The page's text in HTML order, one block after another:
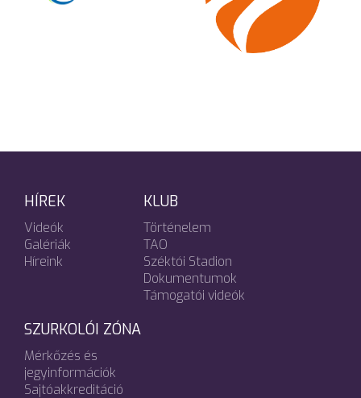
HÍREK
Videók
Galériák
Híreink
KLUB
Történelem
TAO
Széktói Stadion
Dokumentumok
Támogatói videók
SZURKOLÓI ZÓNA
Mérkőzés és
jegyinformációk
Sajtóakkreditáció